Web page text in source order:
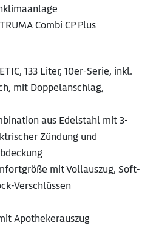
Combi CP Plus
133 Liter, 10er-Serie, inkl.
mit Doppelanschlag,
aus Edelstahl mit 3-
Zündung und
mit Vollauszug, Soft-
Verschlüssen
Apothekerauszug